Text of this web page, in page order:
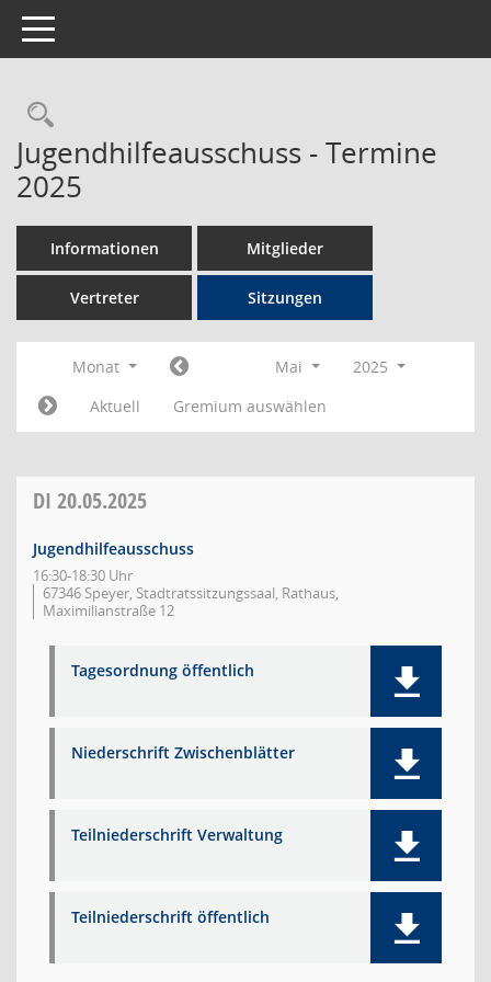
Toggle navigation
Rechercheauswahl
Jugendhilfeausschuss - Termine
2025
Informationen Mitglieder
Vertreter Sitzungen
Monat Mai
2025
Aktuell
Gremium auswählen
DI 20.05.2025
Jugendhilfeausschuss
16:30-18:30 Uhr
67346 Speyer, Stadtratssitzungssaal, Rathaus,
Maximilianstraße 12
Tagesordnung öffentlich
Niederschrift Zwischenblätter
Teilniederschrift Verwaltung
Teilniederschrift öffentlich